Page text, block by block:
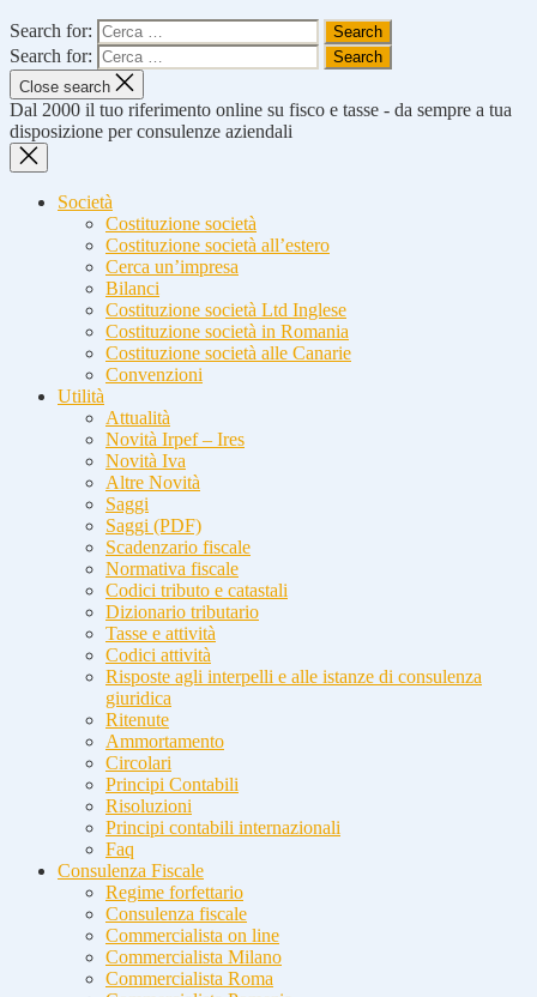
Search for:
Search for:
Close search
Dal 2000 il tuo riferimento online su fisco e tasse - da sempre a tua
disposizione per consulenze aziendali
Società
Costituzione società
Costituzione società all’estero
Cerca un’impresa
Bilanci
Costituzione società Ltd Inglese
Costituzione società in Romania
Costituzione società alle Canarie
Convenzioni
Utilità
Attualità
Novità Irpef – Ires
Novità Iva
Altre Novità
Saggi
Saggi (PDF)
Scadenzario fiscale
Normativa fiscale
Codici tributo e catastali
Dizionario tributario
Tasse e attività
Codici attività
Risposte agli interpelli e alle istanze di consulenza
giuridica
Ritenute
Ammortamento
Circolari
Principi Contabili
Risoluzioni
Principi contabili internazionali
Faq
Consulenza Fiscale
Regime forfettario
Consulenza fiscale
Commercialista on line
Commercialista Milano
Commercialista Roma